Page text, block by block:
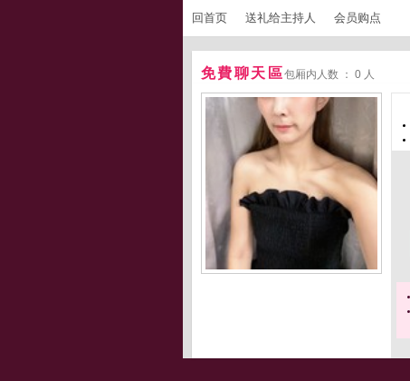
回首页 送礼给主持人 会员购点
免費聊天區包厢内人数 ： 0 人